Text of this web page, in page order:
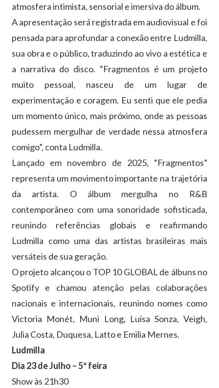
atmosfera intimista, sensorial e imersiva do álbum.
A apresentação será registrada em audiovisual e foi
pensada para aprofundar a conexão entre Ludmilla,
sua obra e o público, traduzindo ao vivo a estética e
a narrativa do disco. “Fragmentos é um projeto
muito pessoal, nasceu de um lugar de
experimentação e coragem. Eu senti que ele pedia
um momento único, mais próximo, onde as pessoas
pudessem mergulhar de verdade nessa atmosfera
comigo”, conta Ludmilla.
Lançado em novembro de 2025, “Fragmentos”
representa um movimento importante na trajetória
da artista. O álbum mergulha no R&B
contemporâneo com uma sonoridade sofisticada,
reunindo referências globais e reafirmando
Ludmilla como uma das artistas brasileiras mais
versáteis de sua geração.
O projeto alcançou o TOP 10 GLOBAL de álbuns no
Spotify e chamou atenção pelas colaborações
nacionais e internacionais, reunindo nomes como
Victoria Monét, Muni Long, Luísa Sonza, Veigh,
Julia Costa, Duquesa, Latto e Emilia Mernes.
Ludmilla
Dia 23 de Julho – 5ª feira
Show às 21h30